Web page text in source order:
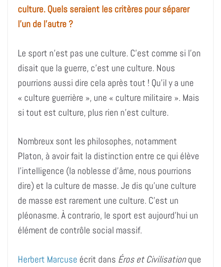
culture. Quels seraient les critères pour séparer
l’un de l’autre ?
Le sport n’est pas une culture. C’est comme si l’on
disait que la guerre, c’est une culture. Nous
pourrions aussi dire cela après tout ! Qu’il y a une
« culture guerrière », une « culture militaire ». Mais
si tout est culture, plus rien n’est culture.
Nombreux sont les philosophes, notamment
Platon, à avoir fait la distinction entre ce qui élève
l’intelligence (la noblesse d’âme, nous pourrions
dire) et la culture de masse. Je dis qu’une culture
de masse est rarement une culture. C’est un
pléonasme. À contrario, le sport est aujourd’hui un
élément de contrôle social massif.
Herbert Marcuse écrit dans Éros et Civilisationque